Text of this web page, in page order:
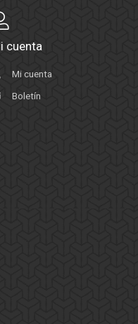
cuenta
Mi cuenta
Boletín